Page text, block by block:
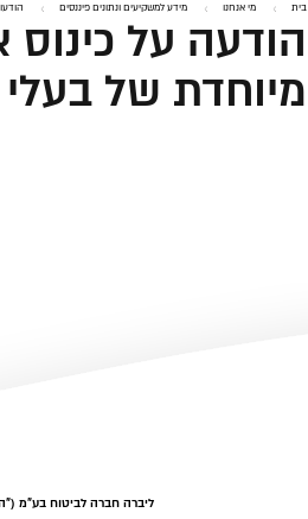
בית מי אנחנו מידע למשקיעים ונתונים פיננסים
הודעה על
מיוחדת של
ליברה חברה לביטוח בע"מ